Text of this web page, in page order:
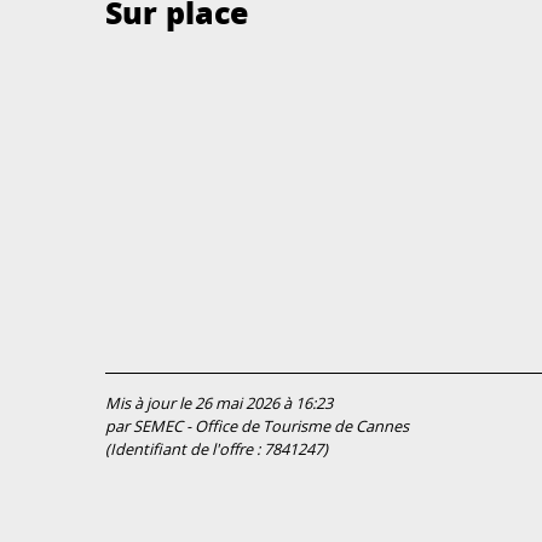
Sur place
Mis à jour le 26 mai 2026 à 16:23
par SEMEC - Office de Tourisme de Cannes
(Identifiant de l'offre : 7841247)